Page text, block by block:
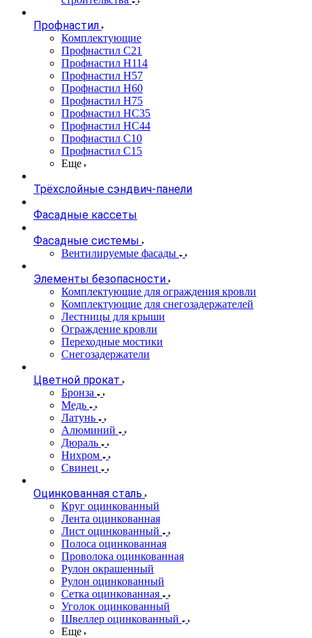
Профнастил
Комплектующие
Профнастил C21
Профнастил Н114
Профнастил Н57
Профнастил Н60
Профнастил Н75
Профнастил НС35
Профнастил НС44
Профнастил С10
Профнастил С15
Еще
Трёхслойные сэндвич-панели
Фасадные кассеты
Фасадные системы
Вентилируемые фасады
Элементы безопасности
Комплектующие для ограждения кровли
Комплектующие для снегозадержателей
Лестницы для крыши
Ограждение кровли
Переходные мостики
Снегозадержатели
Цветной прокат
Бронза
Медь
Латунь
Алюминий
Дюраль
Нихром
Свинец
Оцинкованная сталь
Круг оцинкованный
Лента оцинкованная
Лист оцинкованный
Полоса оцинкованная
Проволока оцинкованная
Рулон окрашенный
Рулон оцинкованный
Сетка оцинкованная
Уголок оцинкованный
Швеллер оцинкованный
Еще